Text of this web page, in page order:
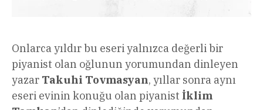
Onlarca yıldır bu eseri yalnızca değerli bir
piyanist olan oğlunun yorumundan dinleyen
yazar Takuhi Tovmasyan, yıllar sonra aynı
eseri evinin konuğu olan piyanist İklim